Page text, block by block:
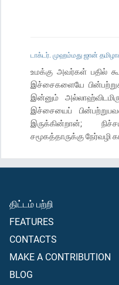
டாக்டர். முஹம்மது ஜான்
உமக்கு அவர்கள் பதில்
இச்சைகளையே
இன்னும்
இச்சையைப்
இருக்கின்றான்;
சமூகத்தாருக்கு நேர்வழி
திட்டம் பற்றி
FEATURES
CONTACTS
MAKE A CONTRIBUTION
BLOG